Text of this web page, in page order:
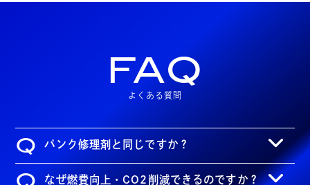
FAQ
よくある質問
Q パンク修理剤と同じですか？
なぜ燃費向上・CO2削減できるのですか？